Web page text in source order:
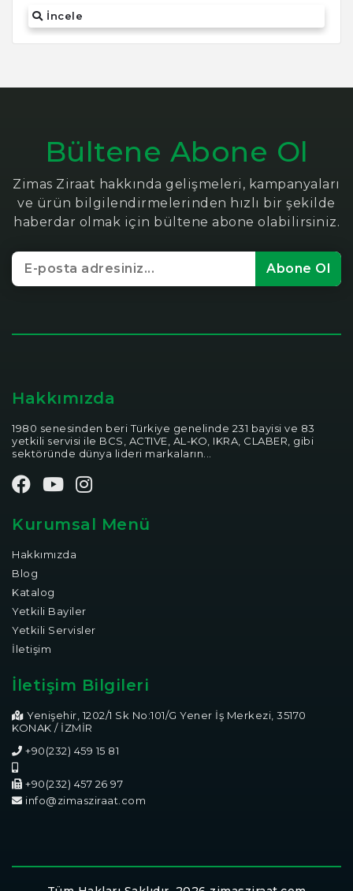
İncele
Bültene Abone Ol
Zimas Ziraat hakkında gelişmeleri, kampanyaları
ve ürün bilgilendirmelerinden hızlı bir şekilde
haberdar olmak için bültene abone olabilirsiniz.
Abone Ol
Hakkımızda
1980 senesinden beri Türkiye genelinde 231 bayisi ve 83
yetkili servisi ile BCS, ACTIVE, AL-KO, IKRA, CLABER, gibi
sektöründe dünya lideri markaların...
Kurumsal Menü
Hakkımızda
Blog
Katalog
Yetkili Bayiler
Yetkili Servisler
İletişim
İletişim Bilgileri
Yenişehir, 1202/1 Sk No:101/G Yener İş Merkezi, 35170
KONAK / İZMİR
+90(232) 459 15 81
+90(232) 457 26 97
info@zimasziraat.com